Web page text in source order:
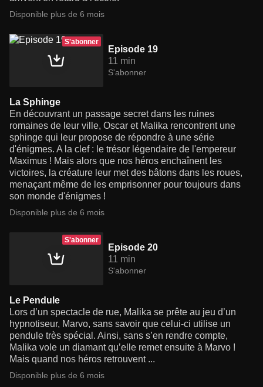
Disponible plus de 6 mois
S'abonner
Episode 19
11 min
S'abonner
La Sphinge
En découvrant un passage secret dans les ruines
romaines de leur ville, Oscar et Malika rencontrent une
sphinge qui leur propose de répondre à une série
d'énigmes. A la clef : le trésor légendaire de l'empereur
Maximus ! Mais alors que nos héros enchaînent les
victoires, la créature leur met des bâtons dans les roues,
menaçant même de les emprisonner pour toujours dans
son monde d'énigmes !
Disponible plus de 6 mois
S'abonner
Episode 20
11 min
S'abonner
Le Pendule
Lors d’un spectacle de rue, Malika se prête au jeu d’un
hypnotiseur, Marvo, sans savoir que celui-ci utilise un
pendule très spécial. Ainsi, sans s’en rendre compte,
Malika vole un diamant qu’elle remet ensuite à Marvo !
Mais quand nos héros retrouvent ...
Disponible plus de 6 mois